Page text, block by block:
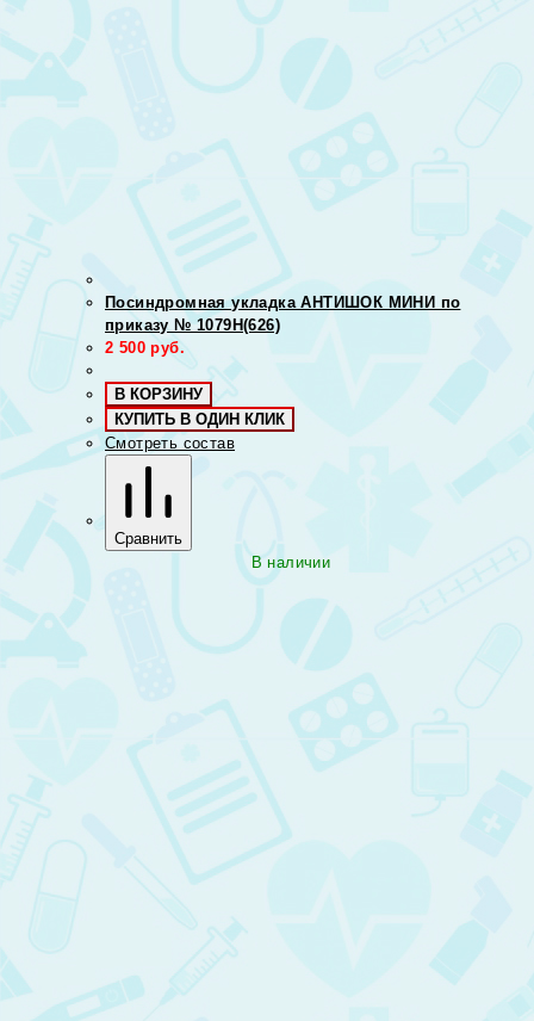
Посиндромная укладка АНТИШОК МИНИ по
приказу № 1079Н(626)
2 500 руб.
В КОРЗИНУ
КУПИТЬ В ОДИН КЛИК
Смотреть состав
Сравнить
В наличии